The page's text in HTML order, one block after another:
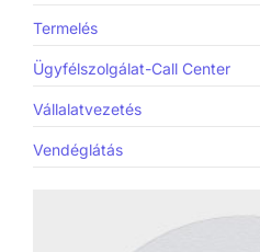
Termelés
Ügyfélszolgálat-Call Center
Vállalatvezetés
Vendéglátás